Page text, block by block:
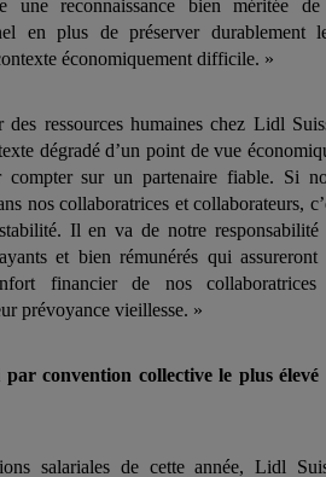
une reconnaissance bien méritée
en plus de préserver durablement
économiquement difficile. »
des ressources humaines chez Lidl
dégradé d’un point de vue
sur un partenaire fiable. Si
nos collaboratrices et collaborateurs,
Il en va de notre responsabilité
et bien rémunérés qui assureront
financier de nos
prévoyance vieillesse. »
convention collective le plus élevé
salariales de cette année, Lidl